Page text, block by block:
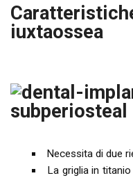
iuxtaossea
Necessita di due
La griglia in